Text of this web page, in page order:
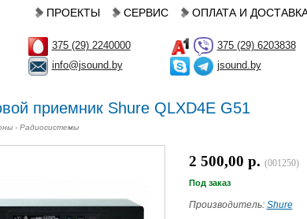
ПРОЕКТЫ СЕРВИС ОПЛАТА И
375 (29) 2240000
info@jsound.by
375 (29) 6203838
jsound.by
приемник Shure QLXD4E G51
- Радиосистемы
2 500,00 р. (001250)
Под заказ
Производитель: Shure